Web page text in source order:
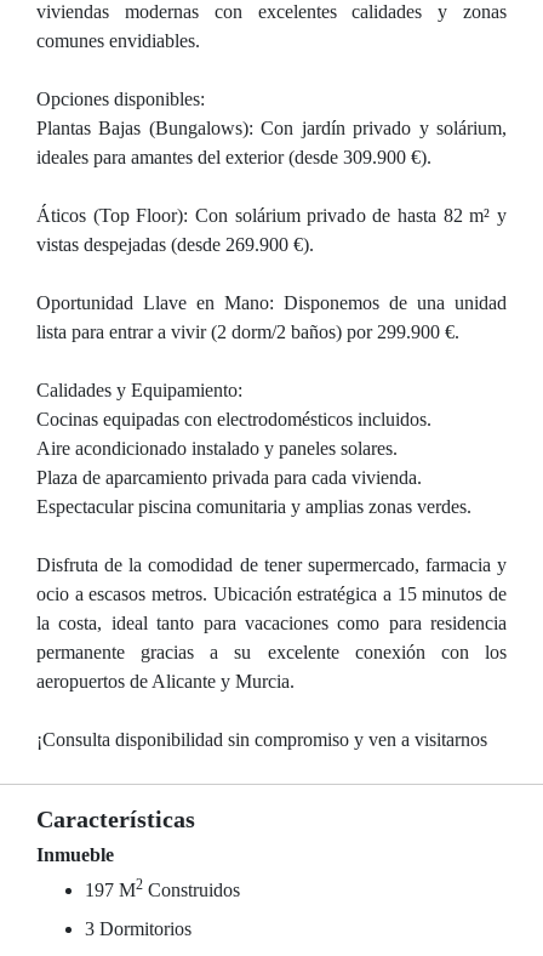
viviendas modernas con excelentes calidades y zonas
comunes envidiables.
Opciones disponibles:
Plantas Bajas (Bungalows): Con jardín privado y solárium,
ideales para amantes del exterior (desde 309.900 €).
Áticos (Top Floor): Con solárium privado de hasta 82 m² y
vistas despejadas (desde 269.900 €).
Oportunidad Llave en Mano: Disponemos de una unidad
lista para entrar a vivir (2 dorm/2 baños) por 299.900 €.
Calidades y Equipamiento:
Cocinas equipadas con electrodomésticos incluidos.
Aire acondicionado instalado y paneles solares.
Plaza de aparcamiento privada para cada vivienda.
Espectacular piscina comunitaria y amplias zonas verdes.
Disfruta de la comodidad de tener supermercado, farmacia y
ocio a escasos metros. Ubicación estratégica a 15 minutos de
la costa, ideal tanto para vacaciones como para residencia
permanente gracias a su excelente conexión con los
aeropuertos de Alicante y Murcia.
¡Consulta disponibilidad sin compromiso y ven a visitarnos
Características
Inmueble
197 M2 Construidos
3 Dormitorios